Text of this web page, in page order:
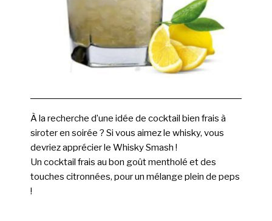
À la recherche d’une idée de cocktail bien frais à
siroter en soirée ? Si vous aimez le whisky, vous
devriez apprécier le Whisky Smash !
Un cocktail frais au bon goût mentholé et des
touches citronnées, pour un mélange plein de peps
!